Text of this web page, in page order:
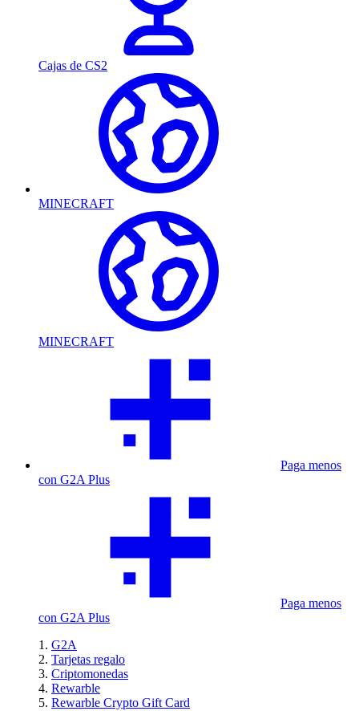
Cajas de CS2
MINECRAFT
MINECRAFT
Paga menos
con G2A Plus
Paga menos
con G2A Plus
G2A
Tarjetas regalo
Criptomonedas
Rewarble
Rewarble Crypto Gift Card